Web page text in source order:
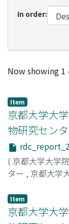
In order:
Recent
Now showing 1
Item
京都大学大
物研究セン
( 京都大学大学
ター , 京都大学
京都大学大学院
ー;Radiation
Item
京都大学大